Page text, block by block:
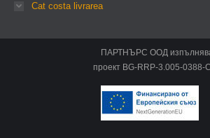
Cat costa livrarea
ПАРТНЪРС ООД
проект BG-RRP-3.005-0388-